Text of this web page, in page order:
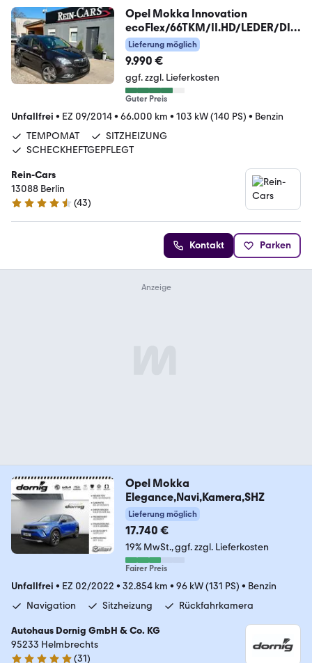
Opel Mokka Innovation
ecoFlex/66TKM/II.HD/LEDER/DIS
P.Lieferung möglich
9.990 €
ggf. zzgl. Lieferkosten
Guter Preis
Unfallfrei • EZ 09/2014• 66.000 km • 103 kW (140 PS) • Benzin
TEMPOMAT
SITZHEIZUNG
SCHECKHEFTGEPFLEGT
Rein-Cars
13088 Berlin
4.7 Sterne
(43)
Kontakt Parken
Opel Mokka
Elegance,Navi,Kamera,SHZ
Lieferung möglich
17.740 €
19% MwSt. ggf. zzgl. Lieferkosten
Fairer Preis
Unfallfrei • EZ 02/2022 • 32.854 km • 96 kW (131 PS) • Benzin
Navigation
Sitzheizung Rückfahrkamera
Autohaus Dornig GmbH & Co. KG
95233 Helmbrechts
(31)